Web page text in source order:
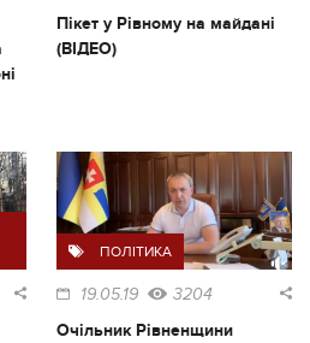
Пікет у Рівному на майдані
(ВІДЕО)
ПОЛІТИКА
19.05.19 3204
Очільник Рівненщини